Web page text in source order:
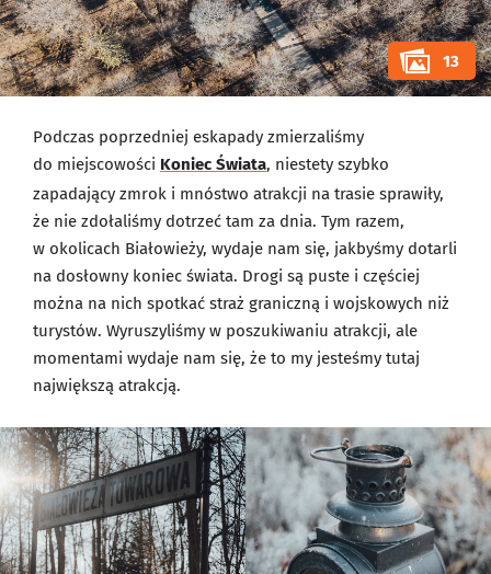
13
Podczas poprzedniej eskapady zmierzaliśmy
do miejscowości Koniec Świata, niestety szybko
zapadający zmrok i mnóstwo atrakcji na trasie sprawiły,
że nie zdołaliśmy dotrzeć tam za dnia. Tym razem,
w okolicach Białowieży, wydaje nam się, jakbyśmy dotarli
na dosłowny koniec świata. Drogi są puste i częściej
można na nich spotkać straż graniczną i wojskowych niż
turystów. Wyruszyliśmy w poszukiwaniu atrakcji, ale
momentami wydaje nam się, że to my jesteśmy tutaj
największą atrakcją.